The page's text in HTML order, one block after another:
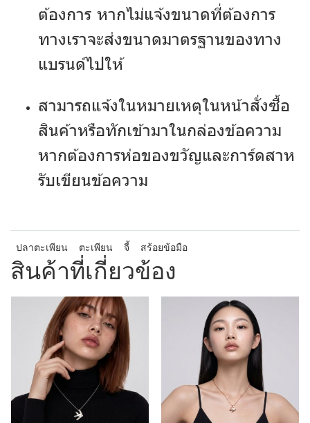
ต้องการ หากไม่แจ้งขนาดที่ต้องการ
ทางเราจะส่งขนาดมาตรฐานของทาง
แบรนด์ไปให้
สามารถแจ้งในหมายเหตุในหน้าสั่งซื้อ
สินค้าหรือทักเข้ามาในกล่องข้อความ
หากต้องการห่อของขวัญและการ์ดสาห
รับเขียนข้อความ
ปลาตะเพียน ตะเพียน จี้ สร้อยข้อมือ
สินค้าที่เกี่ยวข้อง